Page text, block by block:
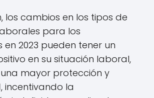
los cambios en los tipos de
para los
2023 pueden tener un
en su situación laboral,
mayor protección y
incentivando la